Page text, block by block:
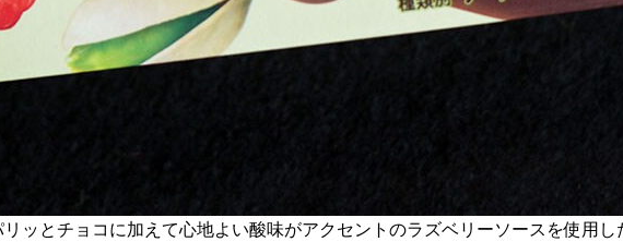
ッとチョコに加えて心地よい酸味がアクセントのラズベリーソースを使用